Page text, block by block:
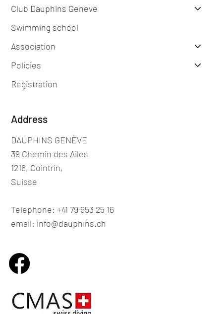
Address
DAUPHINS GENÈVE
39 Chemin des Ailes
1216, Cointrin,
Suisse
Telephone: +41 79 953 25 16
email: info@dauphins.ch
Club Dauphins Geneve
Swimming school
Association
Policies
Registration